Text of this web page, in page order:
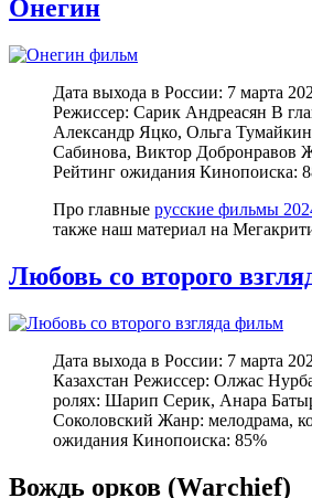
Онегин
Дата выхода в России: 7 марта
Режиссер: Сарик Андреасян В
Александр Яцко, Ольга
Сабинова, Виктор Добронравов
Рейтинг ожидания Кинопоиска:
Про главные русские фильмы
также наш материал на
Любовь со второго
Дата выхода в России: 7 марта
Казахстан Режиссер: Олжас
ролях: Шарип Серик, Анара
Соколовский Жанр: мелодрама,
ожидания Кинопоиска: 85%
Вождь орков (Warchief)